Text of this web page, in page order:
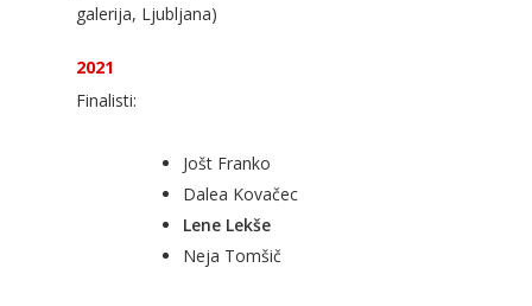
galerija, Ljubljana)
2021
Finalisti:
Jošt Franko
Dalea Kovačec
Lene Lekše
Neja Tomšič